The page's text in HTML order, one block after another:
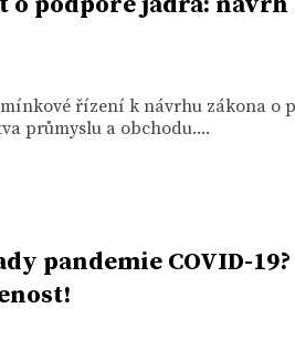
řízení k návrhu zákona o
průmyslu a obchodu....
pandemie COVID-19?